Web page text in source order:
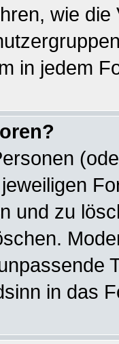
wie
in jedem
und zu
in das